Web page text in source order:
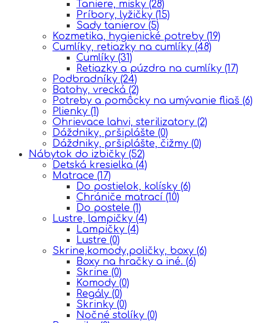
Taniere, misky (28)
Príbory, lyžičky (15)
Sady tanierov (5)
Kozmetika, hygienické potreby (19)
Cumlíky, retiazky na cumlíky (48)
Cumlíky (31)
Retiazky a púzdra na cumlíky (17)
Podbradníky (24)
Batohy, vrecká (2)
Potreby a pomôcky na umývanie fliaš (6)
Plienky (1)
Ohrievace lahvi, sterilizatory (2)
Dáždniky, pršiplášte (0)
Dáždniky, pršiplášte, čižmy (0)
Nábytok do izbičky (52)
Detská kresielka (4)
Matrace (17)
Do postielok, kolísky (6)
Chrániče matrací (10)
Do postele (1)
Lustre, lampičky (4)
Lampičky (4)
Lustre (0)
Skrine,komody,poličky, boxy (6)
Boxy na hračky a iné. (6)
Skrine (0)
Komody (0)
Regály (0)
Skrinky (0)
Nočné stolíky (0)